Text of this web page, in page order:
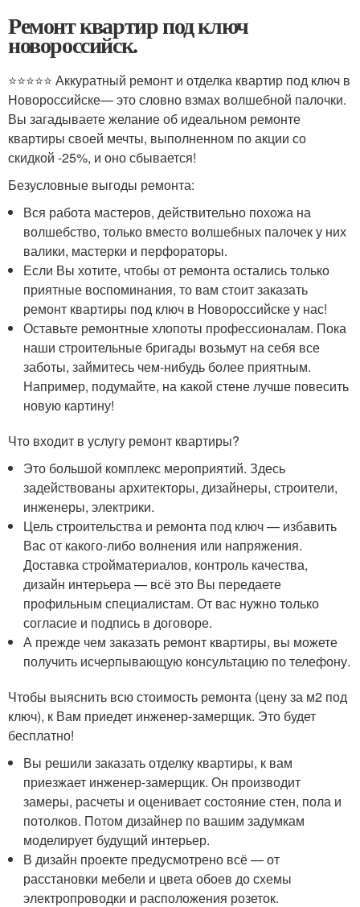
Ремонт квартир под ключ
новороссийск.
⭐️⭐️⭐️⭐️⭐️ Аккуратный ремонт и отделка квартир под ключ в
Новороссийске— это словно взмах волшебной палочки.
Вы загадываете желание об идеальном ремонте
квартиры своей мечты, выполненном по акции со
скидкой -25%, и оно сбывается!
Безусловные выгоды ремонта:
Вся работа мастеров, действительно похожа на
волшебство, только вместо волшебных палочек у них
валики, мастерки и перфораторы.
Если Вы хотите, чтобы от ремонта остались только
приятные воспоминания, то вам стоит заказать
ремонт квартиры под ключ в Новороссийске у нас!
Оставьте ремонтные хлопоты профессионалам. Пока
наши строительные бригады возьмут на себя все
заботы, займитесь чем-нибудь более приятным.
Например, подумайте, на какой стене лучше повесить
новую картину!
Что входит в услугу ремонт квартиры?
Это большой комплекс мероприятий. Здесь
задействованы архитекторы, дизайнеры, строители,
инженеры, электрики.
Цель строительства и ремонта под ключ — избавить
Вас от какого-либо волнения или напряжения.
Доставка стройматериалов, контроль качества,
дизайн интерьера — всё это Вы передаете
профильным специалистам. От вас нужно только
согласие и подпись в договоре.
А прежде чем заказать ремонт квартиры, вы можете
получить исчерпывающую консультацию по телефону.
Чтобы выяснить всю стоимость ремонта (цену за м2 под
ключ), к Вам приедет инженер-замерщик. Это будет
бесплатно!
Вы решили заказать отделку квартиры, к вам
приезжает инженер-замерщик. Он производит
замеры, расчеты и оценивает состояние стен, пола и
потолков. Потом дизайнер по вашим задумкам
моделирует будущий интерьер.
В дизайн проекте предусмотрено всё — от
расстановки мебели и цвета обоев до схемы
электропроводки и расположения розеток.